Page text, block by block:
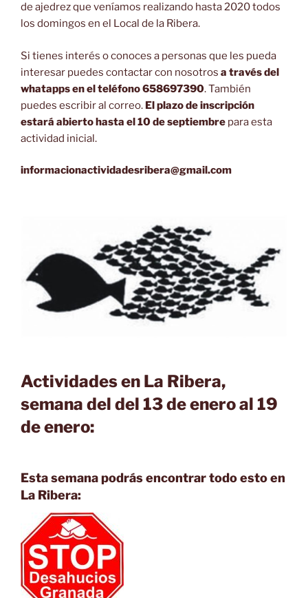
de ajedrez que veníamos realizando hasta 2020 todos
los domingos en el Local de la Ribera.
Si tienes interés o conoces a personas que les pueda
interesar puedes contactar con nosotros a través del
whatapps en el teléfono 658697390. También
puedes escribir al correo. El plazo de inscripción
estará abierto hasta el 10 de septiembre para esta
actividad inicial.
informacionactividadesribera@gmail.com
Actividades en La Ribera,
semana del del 13 de enero al 19
de enero:
Esta semana podrás encontrar todo esto en
La Ribera: